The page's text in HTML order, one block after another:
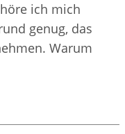
ich mich
genug, das
Warum